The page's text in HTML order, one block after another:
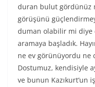
duran bulut gördünüz
görüşünü
duman olabilir mi diye
aramaya başladık.
ne ev görünüyordu ne
Dostumuz, kendisiyle
ve bunun Kazıkurt’un